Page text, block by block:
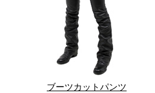
ブーツカットパンツ